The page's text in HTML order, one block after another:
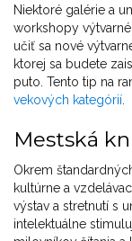
Niektoré galérie a
workshopy
učiť sa nové
ktorej sa budete
puto. Tento tip na
vekových kategórií.
Mestská
Okrem
kultúrne a
výstav a stretnutí s
intelektuálne